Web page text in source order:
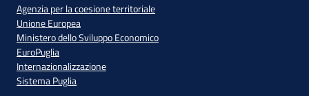
Agenzia per la coesione territoriale
Unione Europea
Ministero dello Sviluppo Economico
EuroPuglia
Internazionalizzazione
Sistema Puglia